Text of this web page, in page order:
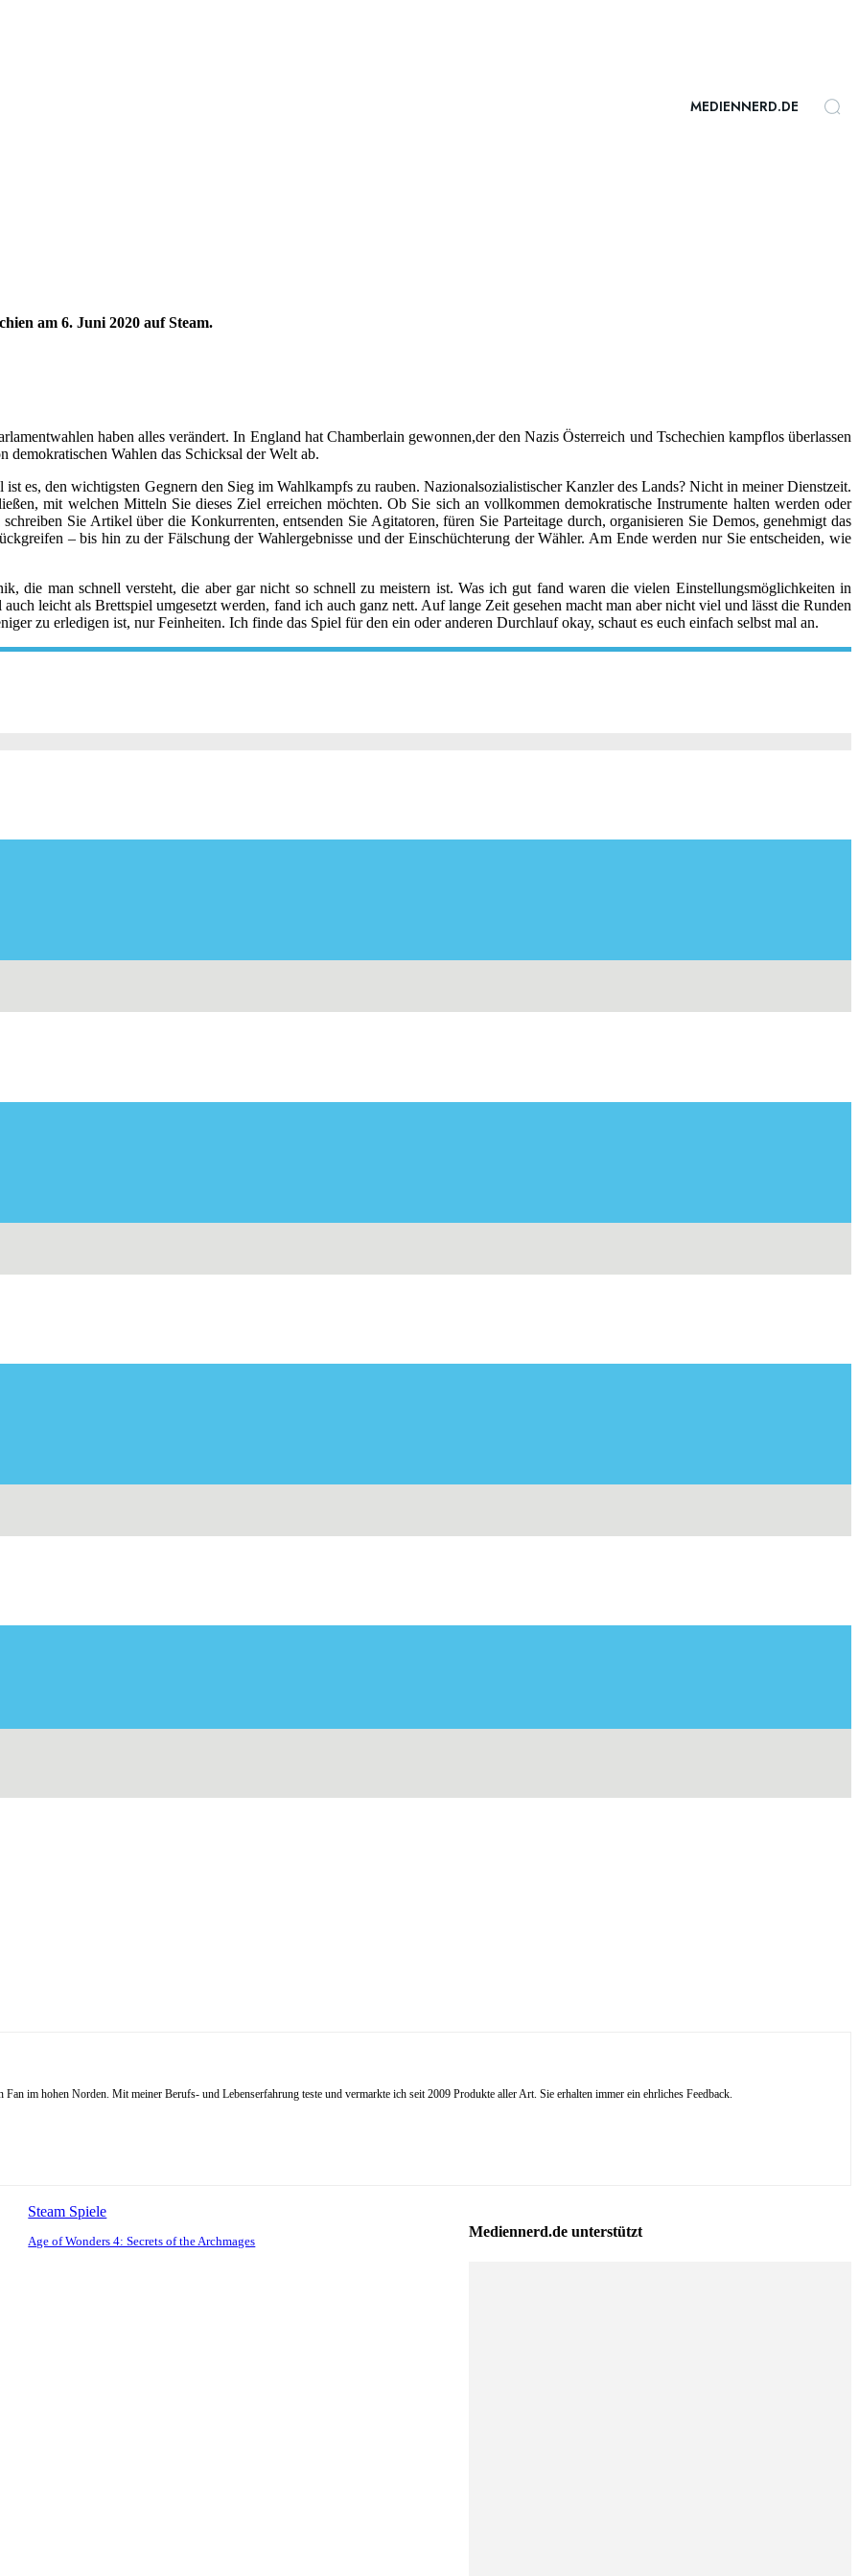
MEDIENNERD.DE
am 6. Juni 2020 auf Steam.
haben alles verändert. In England hat Chamberlain gewonnen,der den Nazis Österreich und Tschechien kampflos überlassen
Wahlen das Schicksal der Welt ab.
es, den wichtigsten Gegnern den Sieg im Wahlkampfs zu rauben. Nazionalsozialistischer Kanzler des Lands? Nicht in meiner Dienstzeit.
mit welchen Mitteln Sie dieses Ziel erreichen möchten. Ob Sie sich an vollkommen demokratische Instrumente halten werden oder
Sie Artikel über die Konkurrenten, entsenden Sie Agitatoren, füren Sie Parteitage durch, organisieren Sie Demos, genehmigt das
– bis hin zu der Fälschung der Wahlergebnisse und der Einschüchterung der Wähler. Am Ende werden nur Sie entscheiden, wie
die man schnell versteht, die aber gar nicht so schnell zu meistern ist. Was ich gut fand waren die vielen Einstellungsmöglichkeiten in
leicht als Brettspiel umgesetzt werden, fand ich auch ganz nett. Auf lange Zeit gesehen macht man aber nicht viel und lässt die Runden
zu erledigen ist, nur Feinheiten. Ich finde das Spiel für den ein oder anderen Durchlauf okay, schaut es euch einfach selbst mal an.
im hohen Norden. Mit meiner Berufs- und Lebenserfahrung teste und vermarkte ich seit 2009 Produkte aller Art. Sie erhalten immer ein ehrliches Feedback.
Steam Spiele
Age of Wonders 4: Secrets of the Archmages
Mediennerd.de unterstützt